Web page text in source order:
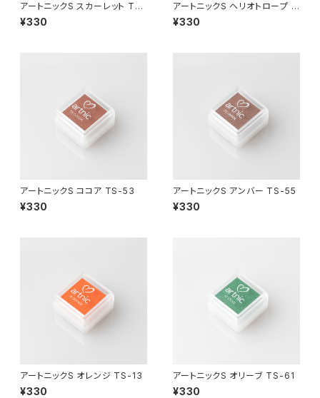
アートニックS スカーレット TS-
14
¥330
アートニックS ヘリオトロープ T
S-36
¥330
アートニックS ココア TS-53
¥330
アートニックS アンバー TS-55
¥330
アートニックS オレンジ TS-13
¥330
アートニックS オリーブ TS-61
¥330